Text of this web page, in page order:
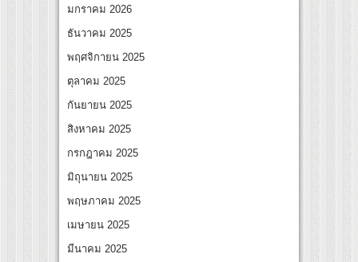
มกราคม 2026
ธันวาคม 2025
พฤศจิกายน 2025
ตุลาคม 2025
กันยายน 2025
สิงหาคม 2025
กรกฎาคม 2025
มิถุนายน 2025
พฤษภาคม 2025
เมษายน 2025
มีนาคม 2025